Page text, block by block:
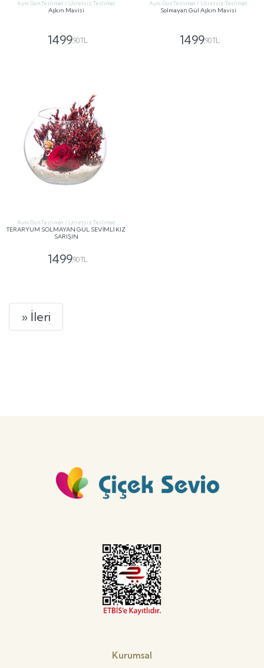
Aynı Gün Teslimat / Ücretsiz Teslimat
Aşkın Mavisi
1499,90 TL
Aynı Gün Teslimat / Ücretsiz Teslimat
Solmayan Gül Aşkın Mavisi
1499,90 TL
Aynı Gün Teslimat / Ücretsiz Teslimat
TERARYUM SOLMAYAN GÜL SEVİMLİ KIZ
SARIŞIN
1499,90 TL
» İleri
Kurumsal